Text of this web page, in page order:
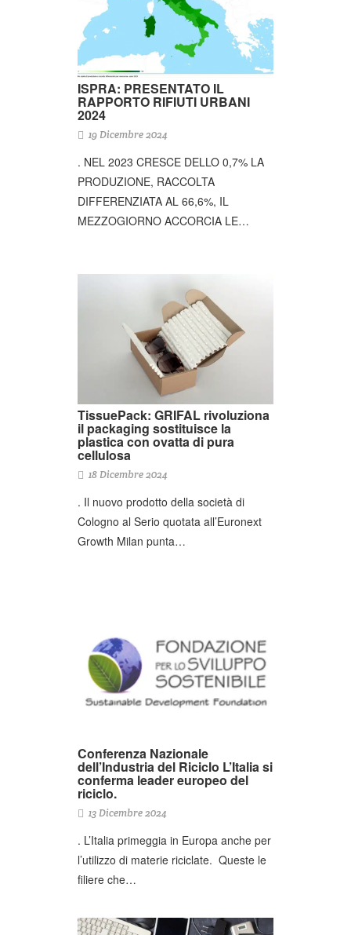
ISPRA: PRESENTATO IL
RAPPORTO RIFIUTI URBANI
2024
19 Dicembre 2024
. NEL 2023 CRESCE DELLO 0,7% LA
PRODUZIONE, RACCOLTA
DIFFERENZIATA AL 66,6%, IL
MEZZOGIORNO ACCORCIA LE…
TissuePack: GRIFAL rivoluziona
il packaging sostituisce la
plastica con ovatta di pura
cellulosa
18 Dicembre 2024
. Il nuovo prodotto della società di
Cologno al Serio quotata all’Euronext
Growth Milan punta…
Conferenza Nazionale
dell’Industria del Riciclo L’Italia si
conferma leader europeo del
riciclo.
13 Dicembre 2024
. L’Italia primeggia in Europa anche per
l’utilizzo di materie riciclate. Queste le
filiere che…